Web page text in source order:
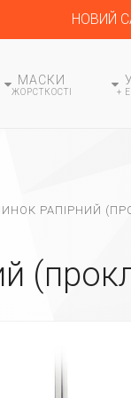
НОВИЙ
МАСКИ
ЖОРСТКОСТІ +
РАПІРНИЙ